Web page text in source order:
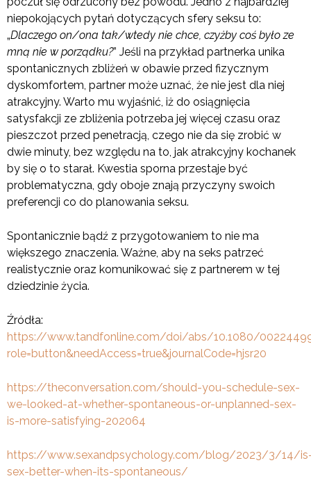
niepokojących pytań dotyczących sfery seksu to:
„Dlaczego on/ona tak/wtedy nie chce, czyżby coś było ze
mną nie w porządku?” Jeśli na przykład partnerka unika
spontanicznych zbliżeń w obawie przed fizycznym
dyskomfortem, partner może uznać, że nie jest dla niej
atrakcyjny. Warto mu wyjaśnić, iż do osiągnięcia
satysfakcji ze zbliżenia potrzeba jej więcej czasu oraz
pieszczot przed penetracją, czego nie da się zrobić w
dwie minuty, bez względu na to, jak atrakcyjny kochanek
by się o to starał. Kwestia sporna przestaje być
problematyczna, gdy oboje znają przyczyny swoich
preferencji co do planowania seksu.
Spontanicznie bądź z przygotowaniem to nie ma
większego znaczenia. Ważne, aby na seks patrzeć
realistycznie oraz komunikować się z partnerem w tej
dziedzinie życia.
Źródła:
https://www.tandfonline.com/doi/abs/10.1080/
role=button&needAccess=true&journalCode=hjsr20
https://theconversation.com/should-you-schedule-sex-
we-looked-at-whether-spontaneous-or-unplanned-sex-
is-more-satisfying-202064
https://www.sexandpsychology.com/blog/2023/3/14/
sex-better-when-its-spontaneous/